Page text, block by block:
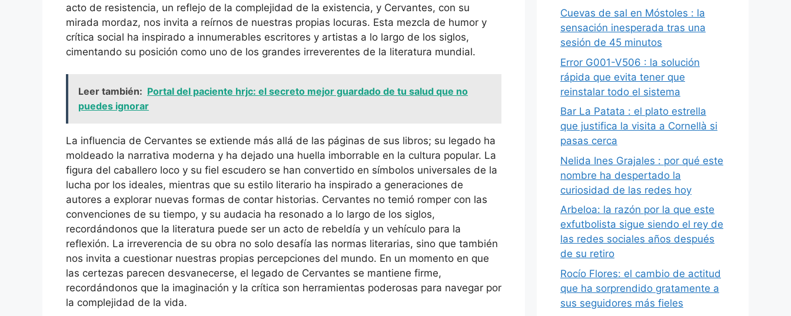
acto de resistencia, un reflejo de la complejidad de la existencia, y Cervantes, con su
mirada mordaz, nos invita a reírnos de nuestras propias locuras. Esta mezcla de humor y
crítica social ha inspirado a innumerables escritores y artistas a lo largo de los siglos,
cimentando su posición como uno de los grandes irreverentes de la literatura mundial.
Leer también: Portal del paciente hrjc: el secreto mejor guardado de tu salud que no
puedes ignorar
La influencia de Cervantes se extiende más allá de las páginas de sus libros; su legado ha
moldeado la narrativa moderna y ha dejado una huella imborrable en la cultura popular. La
figura del caballero loco y su fiel escudero se han convertido en símbolos universales de la
lucha por los ideales, mientras que su estilo literario ha inspirado a generaciones de
autores a explorar nuevas formas de contar historias. Cervantes no temió romper con las
convenciones de su tiempo, y su audacia ha resonado a lo largo de los siglos,
recordándonos que la literatura puede ser un acto de rebeldía y un vehículo para la
reflexión. La irreverencia de su obra no solo desafía las normas literarias, sino que también
nos invita a cuestionar nuestras propias percepciones del mundo. En un momento en que
las certezas parecen desvanecerse, el legado de Cervantes se mantiene firme,
recordándonos que la imaginación y la crítica son herramientas poderosas para navegar por
la complejidad de la vida.
Cuevas de sal en Móstoles : la
sensación inesperada tras una
sesión de 45 minutos
Error G001-V506 : la solución
rápida que evita tener que
reinstalar todo el sistema
Bar La Patata : el plato estrella
que justifica la visita a Cornellà si
pasas cerca
Nelida Ines Grajales : por qué este
nombre ha despertado la
curiosidad de las redes hoy
Arbeloa: la razón por la que este
exfutbolista sigue siendo el rey de
las redes sociales años después
de su retiro
Rocío Flores: el cambio de actitud
que ha sorprendido gratamente a
sus seguidores más fieles